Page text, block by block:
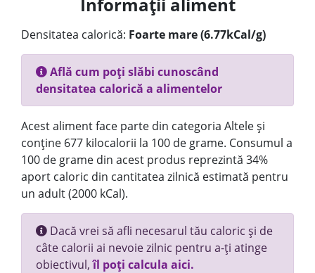
Densitatea calorică: Foarte mare (6.77kCal/g)
Află cum poți slăbi cunoscând
densitatea calorică a alimentelor
Acest aliment face parte din categoria Altele și
conține 677 kilocalorii la 100 de grame. Consumul a
100 de grame din acest produs reprezintă 34%
aport caloric din cantitatea zilnică estimată pentru
un adult (2000 kCal).
Dacă vrei să afli necesarul tău caloric și de
câte calorii ai nevoie zilnic pentru a-ți atinge
obiectivul,îl poți calcula aici.